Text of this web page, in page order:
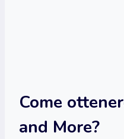
Come
and More?